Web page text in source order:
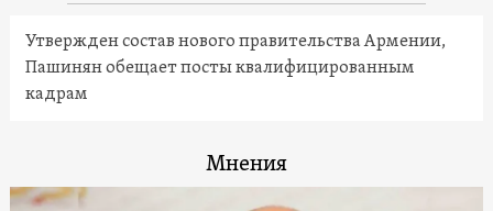
Утвержден состав нового правительства Армении,
Пашинян обещает посты квалифицированным
кадрам
Мнения